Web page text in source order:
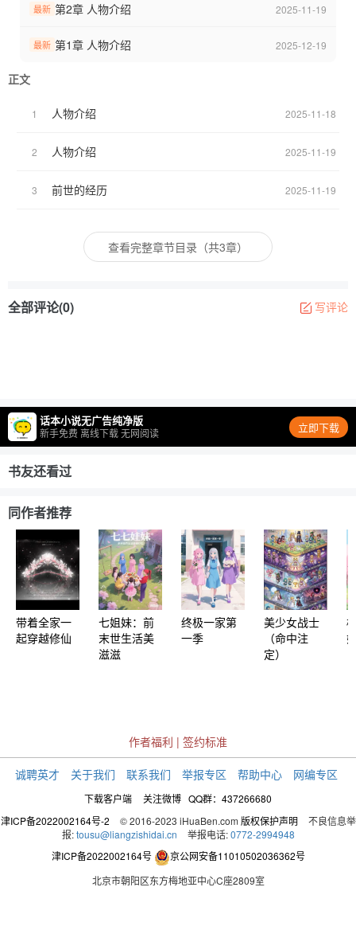
最新 第2章 人物介绍 2025-11-19
最新 第1章 人物介绍 2025-12-19
正文
1 人物介绍 2025-11-18
2 人物介绍 2025-11-19
3 前世的经历 2025-11-19
查看完整章节目录（共3章）
全部评论(0) 写评论
话本小说无广告纯净版
新手免费 离线下载 无网阅读 立即下载
书友还看过
同作者推荐
带着全家一
起穿越修仙
七姐妹：前
末世生活美
滋滋
终极一家第
一季
美少女战士
（命中注
定）
作者福利 | 签约标准
诚聘英才 关于我们 联系我们 举报专区 帮助中心 网编专区
下载客户端 关注微博 QQ群：437266680
津ICP备2022002164号-2
© 2016-2023 iHuaBen.com 版权保护声明
不良信息举
报: tousu@liangzishidai.cn 举报电话: 0772-2994948
津ICP备2022002164号
京公网安备11010502036362号
北京市朝阳区东方梅地亚中心C座2809室